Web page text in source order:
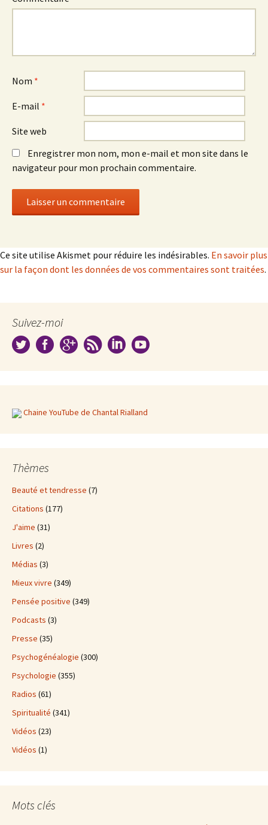
Nom *
E-mail *
Site web
Enregistrer mon nom, mon e-mail et mon site dans le
navigateur pour mon prochain commentaire.
Ce site utilise Akismet pour réduire les indésirables. En savoir plus
sur la façon dont les données de vos commentaires sont traitées.
Suivez-moi
Chaine YouTube de Chantal Rialland
Thèmes
Beauté et tendresse (7)
Citations (177)
J'aime (31)
Livres (2)
Médias (3)
Mieux vivre (349)
Pensée positive (349)
Podcasts (3)
Presse (35)
Psychogénéalogie (300)
Psychologie (355)
Radios (61)
Spiritualité (341)
Vidéos (23)
Vidéos (1)
Mots clés